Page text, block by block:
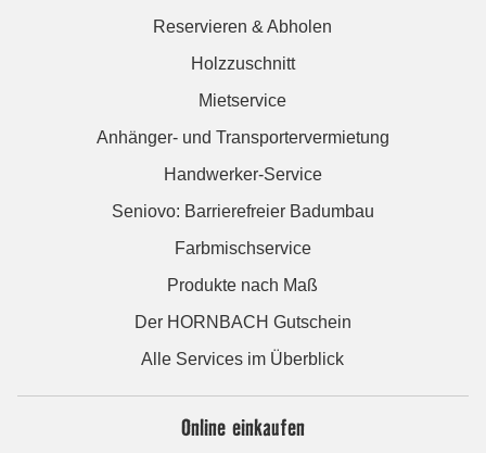
Reservieren & Abholen
Holzzuschnitt
Mietservice
Anhänger- und Transportervermietung
Handwerker-Service
Seniovo: Barrierefreier Badumbau
Farbmischservice
Produkte nach Maß
Der HORNBACH Gutschein
Alle Services im Überblick
Online einkaufen